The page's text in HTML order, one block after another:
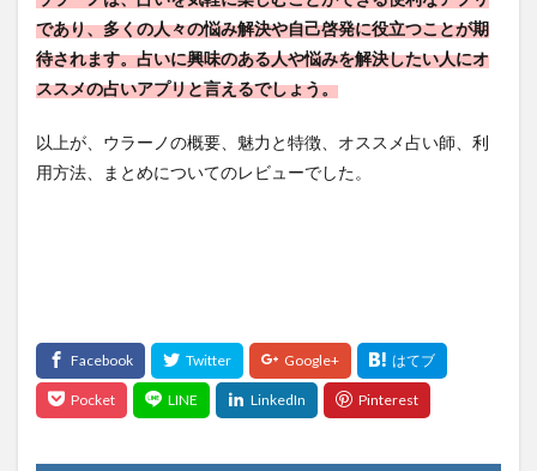
であり、多くの人々の悩み解決や自己啓発に役立つことが期
待されます。占いに興味のある人や悩みを解決したい人にオ
ススメの占いアプリと言えるでしょう。
以上が、ウラーノの概要、魅力と特徴、オススメ占い師、利
用方法、まとめについてのレビューでした。